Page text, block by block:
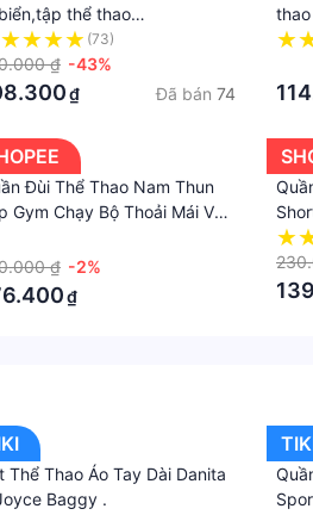
thể thao
đồ lót nữ,đồ lót ck
(73)
₫ -43%
₫ Đã bán 74
Đùi Thể Thao Nam Thun
Gym Chạy Bộ Thoải Mái Vận
- YOLO SPORT
₫ -2%
₫
Cạp
Thể Thao Áo Tay Dài Danita
Baggy .